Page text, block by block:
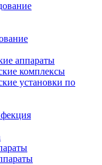
аппараты
комплексы
установки по